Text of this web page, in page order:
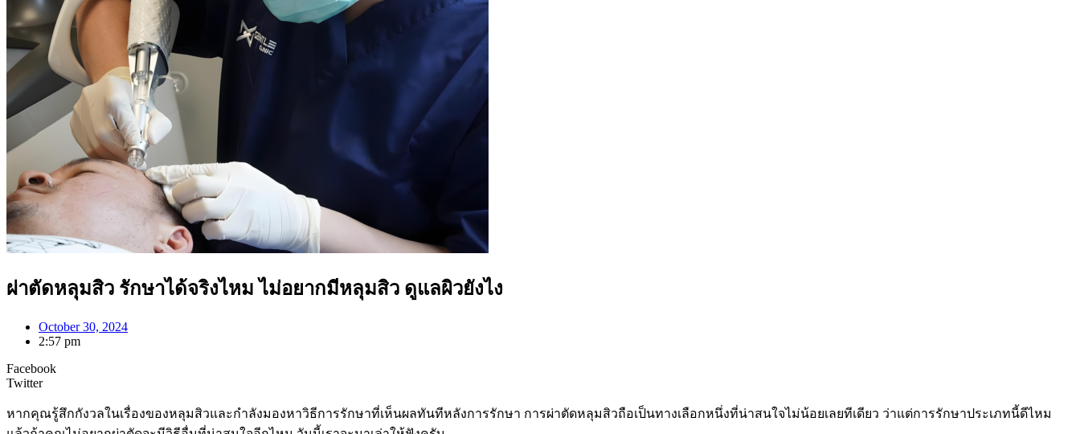
ผ่าตัดหลุมสิว รักษาได้จริงไหม ไม่อยากมีหลุมสิว ดูแลผิวยังไง
October 30, 2024
2:57 pm
Facebook
Twitter
หากคุณรู้สึกกังวลในเรื่องของหลุมสิวและกำลังมองหาวิธีการรักษาที่เห็นผลทันทีหลังการรักษา การผ่าตัดหลุมสิวถือเป็นทางเลือกหนึ่งที่น่าสนใจไม่น้อยเลยทีเดียว ว่าแต่การรักษาประเภทนี้ดีไหม